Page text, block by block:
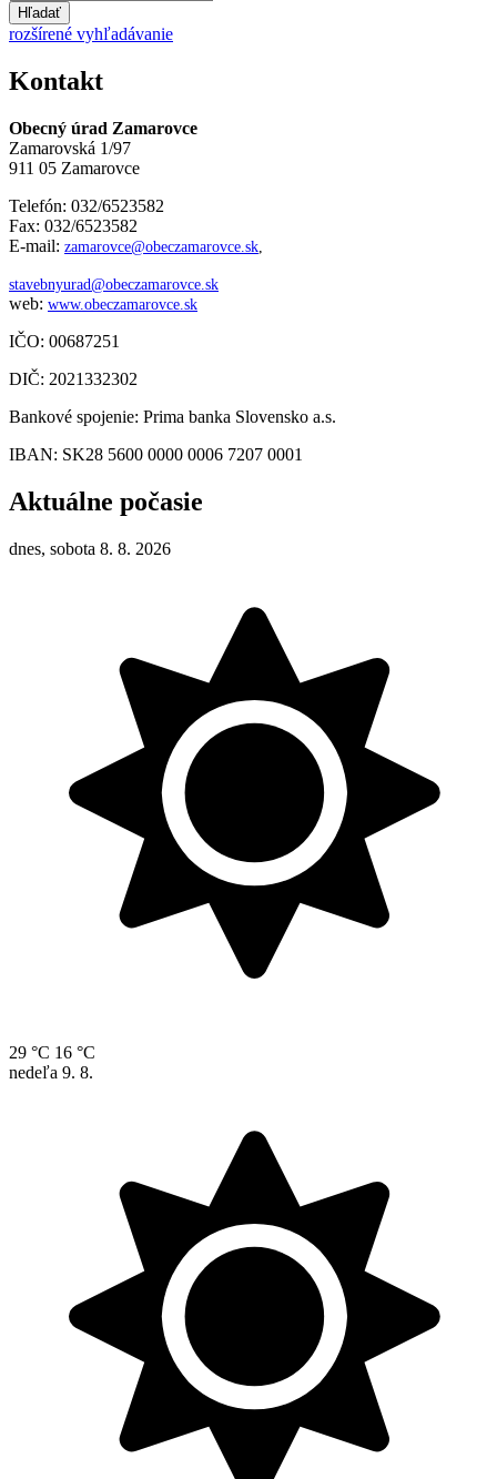
Hľadať
rozšírené vyhľadávanie
Kontakt
Obecný úrad Zamarovce
Zamarovská 1/97
911 05 Zamarovce
Telefón: 032/6523582
Fax: 032/6523582
E-mail: zamarovce@obeczamarovce.sk
stavebnyurad@obeczamarovce.sk
web: www.obeczamarovce.sk
IČO: 00687251
DIČ: 2021332302
Bankové spojenie: Prima banka Slovensko a.s.
IBAN: SK28 5600 0000 0006 7207 0001
Aktuálne počasie
dnes, sobota 8. 8. 2026
29 °C 16 °C
nedeľa 9. 8.